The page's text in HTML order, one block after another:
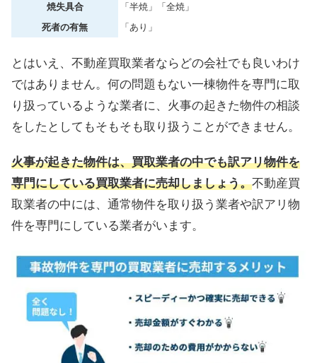
焼失具合
「半焼」「全焼」
死者の有無
「あり」
とはいえ、不動産買取業者ならどの会社でも良いわけ
ではありません。何の問題もない一棟物件を専門に取
り扱っているような業者に、火事の起きた物件の相談
をしたとしてもそもそも取り扱うことができません。
火事が起きた物件は、買取業者の中でも訳アリ物件を
専門にしている買取業者に売却しましょう。不動産買
取業者の中には、通常物件を取り扱う業者や訳アリ物
件を専門にしている業者がいます。